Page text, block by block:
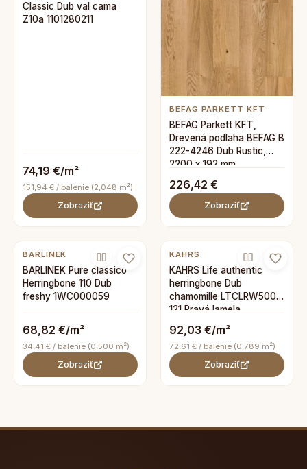
Classic Dub val cama
Z10a 1101280211
74,19 €/m²
151,94 € / balenie (2,048 m²)
Zobraziť
BEFAG PARKETT KFT
BEFAG Parkett KFT,
Drevená podlaha BEFAG B
222-4246 Dub Rustic,
2200 x 192 mm
226,42 €
Zobraziť
BARLINEK
BARLINEK Pure classico
Herringbone 110 Dub
freshy 1WC000059
68,82 €/m²
34,41 € / balenie (0,500 m²)
Zobraziť
KAHRS
KAHRS Life authentic
herringbone Dub
chamomille LTCLRW5001-
121 Pravá lamela
92,03 €/m²
72,61 € / balenie (0,789 m²)
Zobraziť